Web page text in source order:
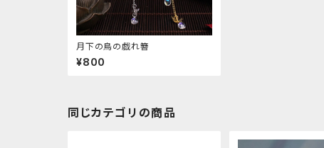
月下の鳥の戯れ簪
¥800
同じカテゴリの商品